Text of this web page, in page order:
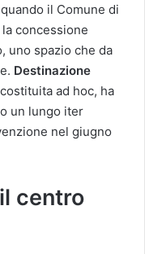
il Comune di
concessione
uno spazio che da
Destinazione
ad hoc, ha
un lungo iter
nel giugno
centro